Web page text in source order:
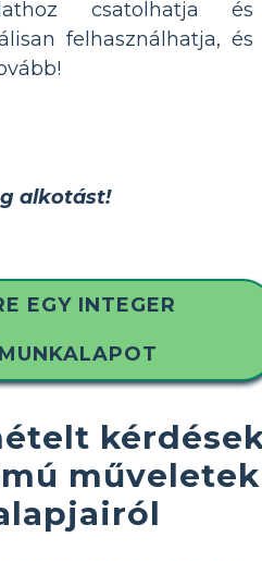
csatolhatja és
felhasználhatja, és
alkotást!
EGY INTEGER
műveletek